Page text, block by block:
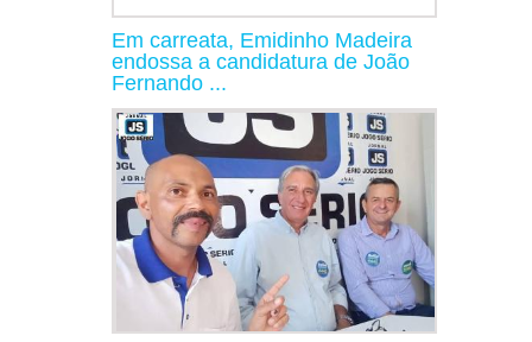
Em carreata, Emidinho Madeira
endossa a candidatura de João
Fernando ...